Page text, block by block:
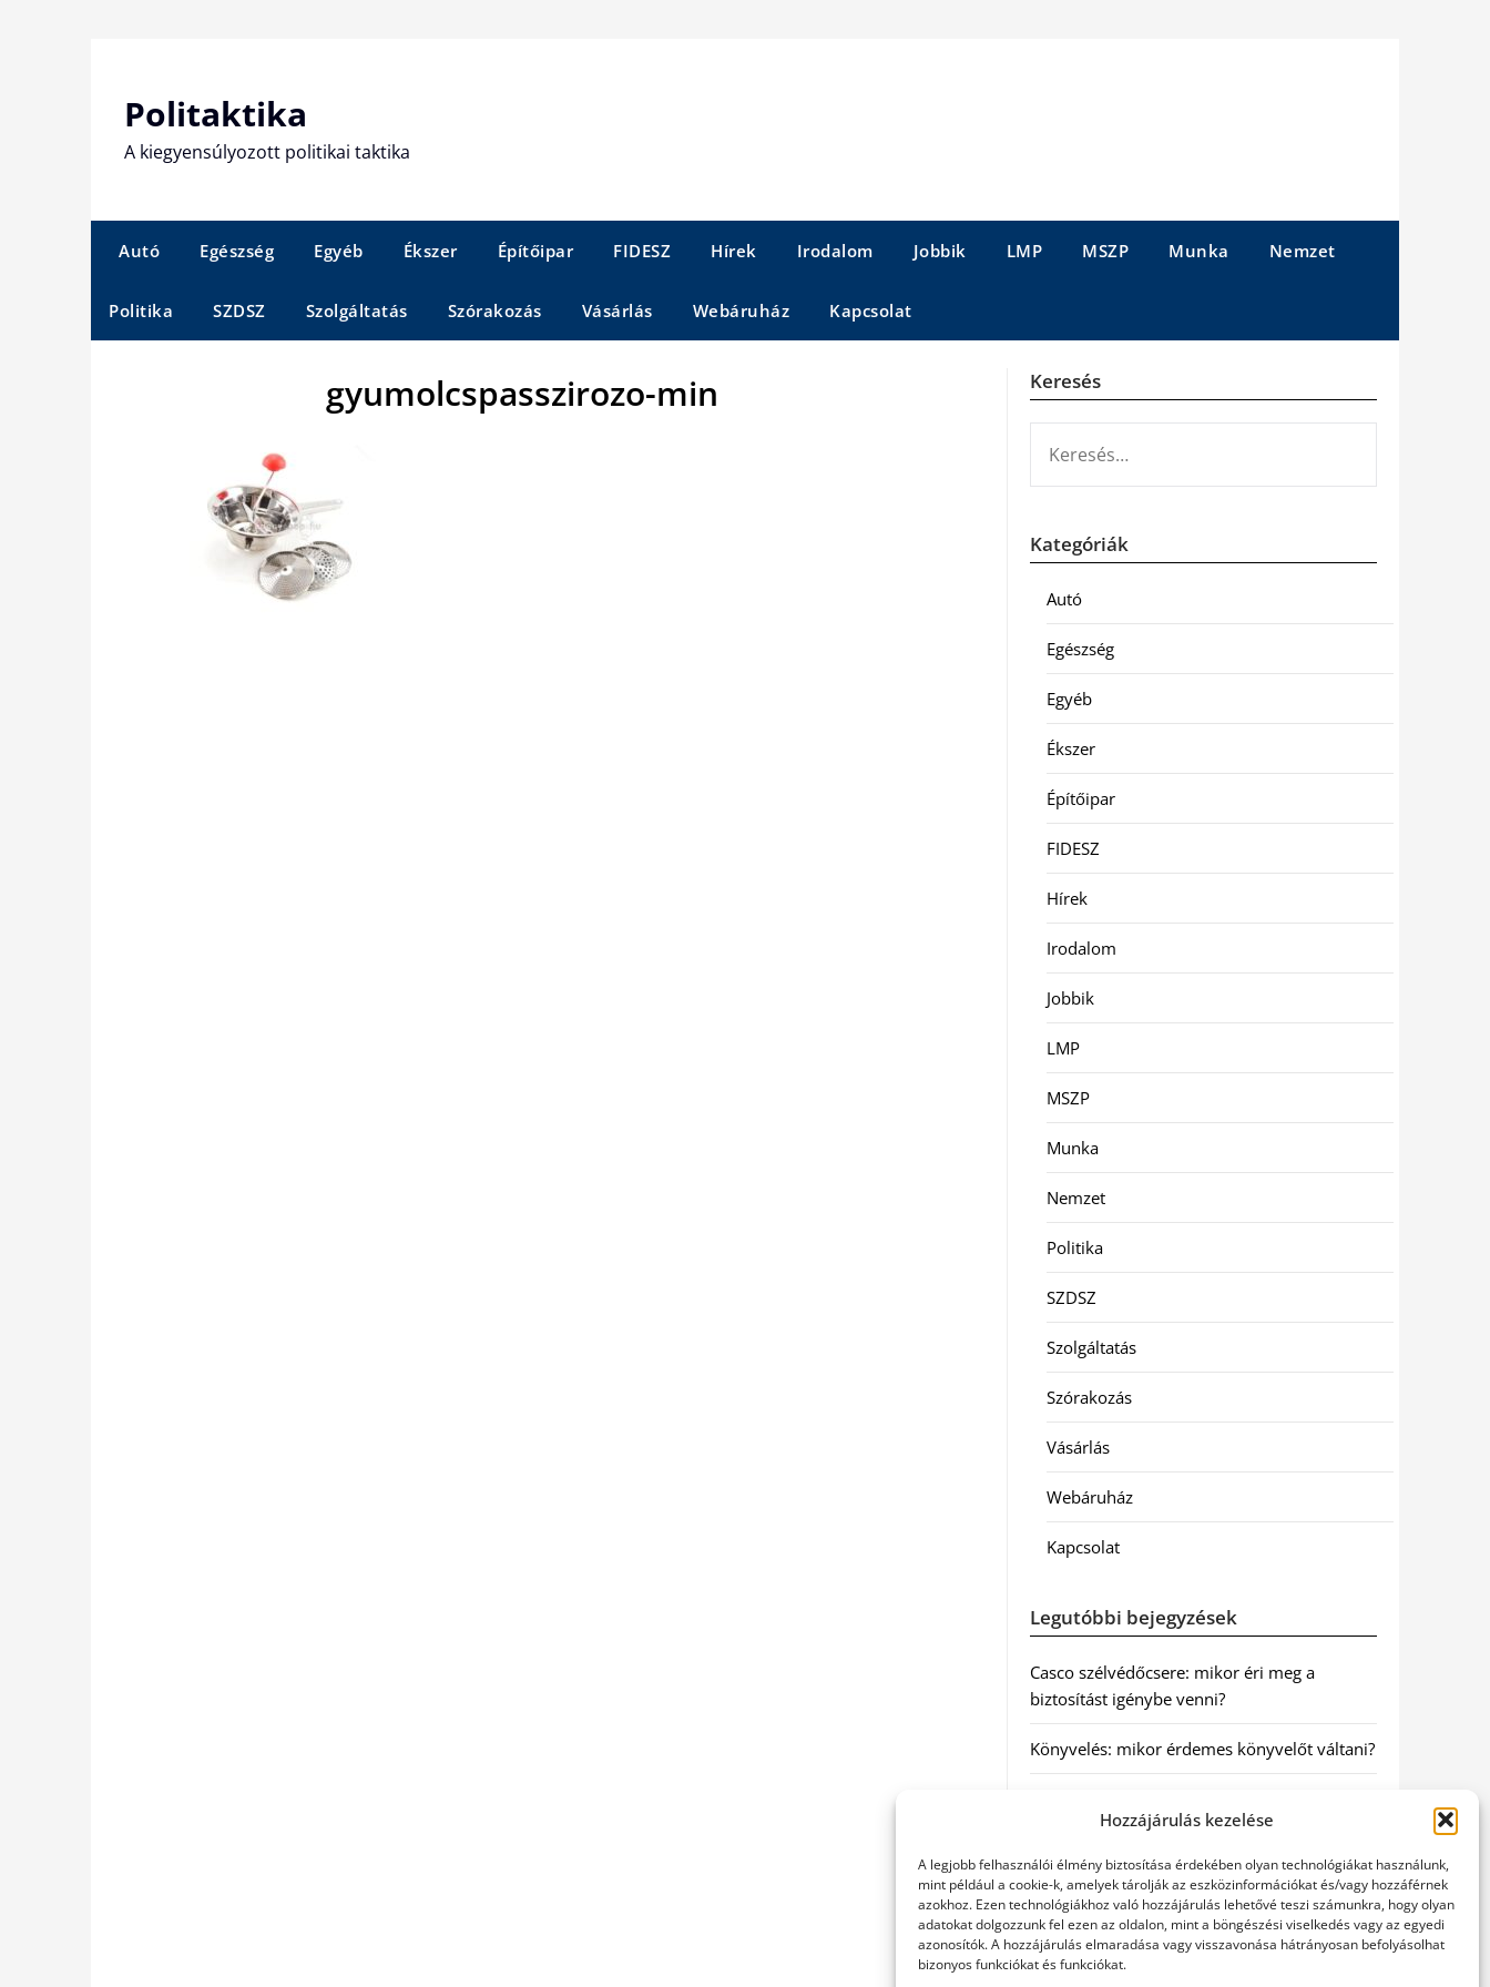
Hozzájárulás kezelése
A legjobb felhasználói élmény biztosítása érdekében olyan technológiákat használunk,
mint például a cookie-k, amelyek tárolják az eszközinformációkat és/vagy hozzáférnek
azokhoz. Ezen technológiákhoz való hozzájárulás lehetővé teszi számunkra, hogy olyan
adatokat dolgozzunk fel ezen az oldalon, mint a böngészési viselkedés vagy az egyedi
azonosítók. A hozzájárulás elmaradása vagy visszavonása hátrányosan befolyásolhat
bizonyos funkciókat és funkciókat.
Politaktika
A kiegyensúlyozott politikai taktika
Autó Egészség Egyéb Ékszer Építőipar FIDESZ Hírek Irodalom Jobbik LMP MSZP Munka Nemzet
Politika SZDSZ Szolgáltatás Szórakozás Vásárlás Webáruház Kapcsolat
gyumolcspasszirozo-min Keresés
Kategóriák
Autó
Egészség
Egyéb
Ékszer
Építőipar
FIDESZ
Hírek
Irodalom
Jobbik
LMP
MSZP
Munka
Nemzet
Politika
SZDSZ
Szolgáltatás
Szórakozás
Vásárlás
Webáruház
Kapcsolat
Legutóbbi bejegyzések
Casco szélvédőcsere: mikor éri meg a
biztosítást igénybe venni?
Könyvelés: mikor érdemes könyvelőt váltani?
szakszerű jogi háttér a biztonságos
Munkajogi ügyvéd: miért nem érdemes várni
a jogi segítséggel